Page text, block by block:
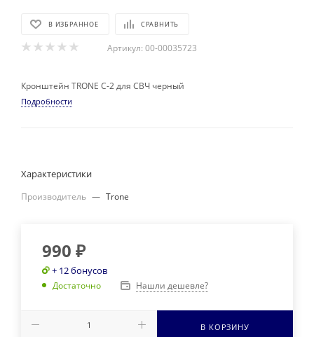
В ИЗБРАННОЕ СРАВНИТЬ
Артикул: 00-00035723
Кронштейн TRONE C-2 для СВЧ черный
Подробности
Характеристики
Производитель — Trone
990 ₽
+ 12 бонусов
Достаточно Нашли дешевле?
В КОРЗИНУ